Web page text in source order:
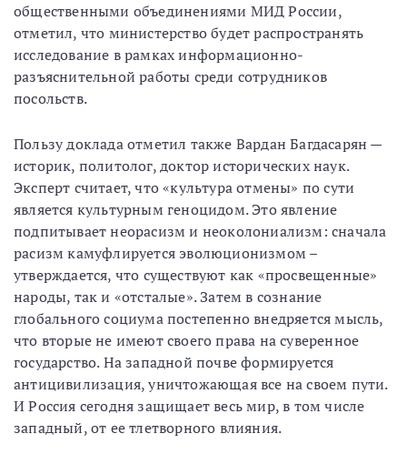
общественными объединениями МИД России,
отметил, что министерство будет распространять
исследование в рамках информационно-
разъяснительной работы среди сотрудников
посольств.
Пользу доклада отметил также Вардан Багдасарян —
историк, политолог, доктор исторических наук.
Эксперт считает, что «культура отмены» по сути
является культурным геноцидом. Это явление
подпитывает неорасизм и неоколониализм: сначала
расизм камуфлируется эволюционизмом –
утверждается, что существуют как «просвещенные»
народы, так и «отсталые». Затем в сознание
глобального социума постепенно внедряется мысль,
что вторые не имеют своего права на суверенное
государство. На западной почве формируется
антицивилизация, уничтожающая все на своем пути.
И Россия сегодня защищает весь мир, в том числе
западный, от ее тлетворного влияния.